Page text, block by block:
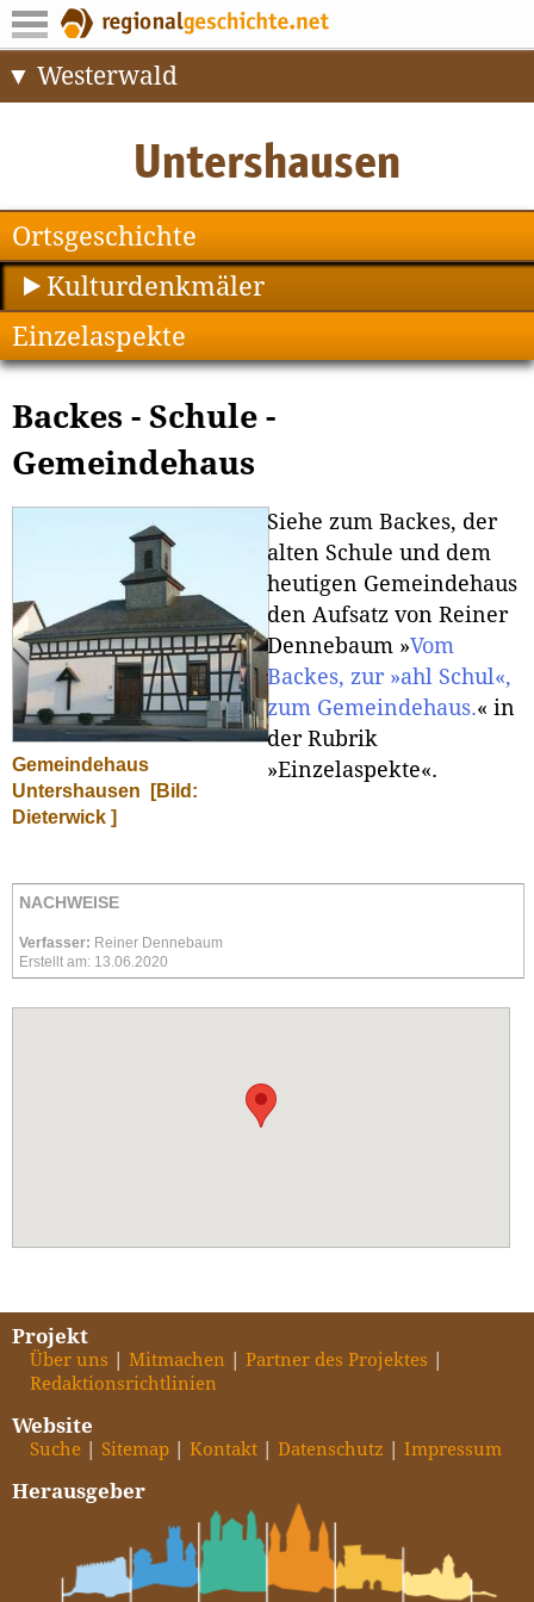
Westerwald
Ortsgeschichte
Kulturdenkmäler
Einzelaspekte
Backes - Schule -
Gemeindehaus
Gemeindehaus
Untershausen
[Bild:
Dieterwick ]
Siehe zum Backes, der
alten Schule und dem
heutigen Gemeindehaus
den Aufsatz von Reiner
Dennebaum »Vom
Backes, zur »ahl Schul«,
zum Gemeindehaus.« in
der Rubrik
»Einzelaspekte«.
NACHWEISE
Verfasser: Reiner Dennebaum
Erstellt am: 13.06.2020
Projekt
Über uns Mitmachen
Partner des Projektes
Redaktionsrichtlinien
Website
Suche Sitemap Kontakt Datenschutz Impressum
Herausgeber